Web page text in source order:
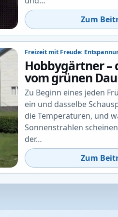
Zum
Freizeit mit Freude:
Hobbygärtner –
vom grünen
Zu Beginn eines jeden
ein und dasselbe
die Temperaturen, und
Sonnenstrahlen
der…
Zum